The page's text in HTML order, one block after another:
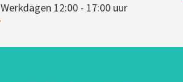
Werkdagen 12:00 - 17:00 uur